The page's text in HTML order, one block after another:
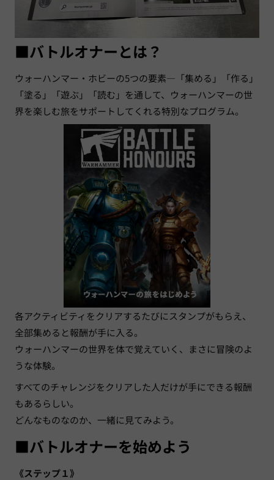
■バトルオナーとは？
ウォーハンマー・ホビーの5つの要素―「集める」「作る」
「塗る」「遊ぶ」「読む」を通して、ウォーハンマーの世
界を楽しむ旅をサポートしてくれる特別なプログラム。
各アクティビティをクリアするたびにスタンプがもらえ、
全部集めると報酬が手に入る。
ウォーハンマーの世界を体で覚えていく、まさに冒険のよ
うな体験。
すべてのチャレンジをクリアした人だけが手にできる報酬
もあるらしい。
どんなものなのか、一緒に見てみよう。
■バトルオナーを始めよう
《ステップ１》